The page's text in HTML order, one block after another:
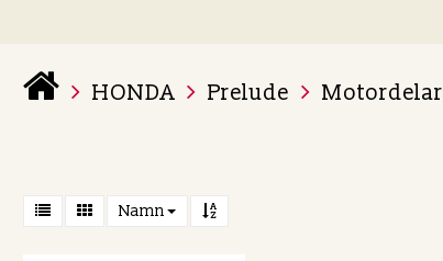
Din varukorg är tom
HONDA Prelude Motordelar
Namn